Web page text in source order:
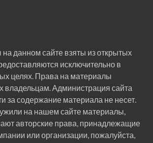
данном сайте взяты из открытых
исключительно в
целях. Права на материалы
владельцам. Администрация сайта
за содержание материала не несет.
на нашем сайте материалы,
авторские права, принадлежащие
или организации, пожалуйста,